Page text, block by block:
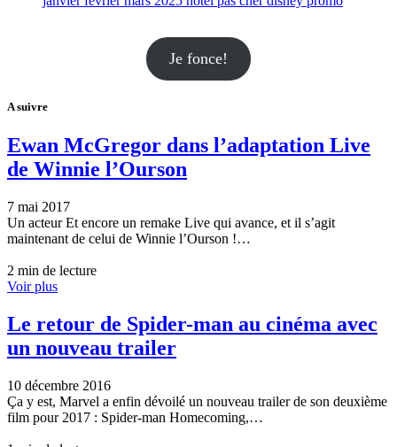
Je fonce!
A suivre
Ewan McGregor dans l’adaptation Live
de Winnie l’Ourson
7 mai 2017
Un acteur Et encore un remake Live qui avance, et il s’agit
maintenant de celui de Winnie l’Ourson !…
2 min de lecture
Voir plus
Le retour de Spider-man au cinéma avec
un nouveau trailer
10 décembre 2016
Ça y est, Marvel a enfin dévoilé un nouveau trailer de son deuxième
film pour 2017 : Spider-man Homecoming,…